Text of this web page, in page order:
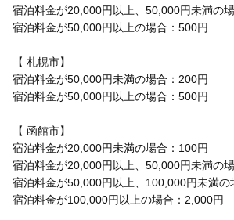
宿泊料金が20,000円以上、50,000円未満の
宿泊料金が50,000円以上の場合：500円
【 札幌市】
宿泊料金が50,000円未満の場合：200円
宿泊料金が50,000円以上の場合：500円
【 函館市】
宿泊料金が20,000円未満の場合：100円
宿泊料金が20,000円以上、50,000円未満の
宿泊料金が50,000円以上、100,000円未満の
宿泊料金が100,000円以上の場合：2,000円